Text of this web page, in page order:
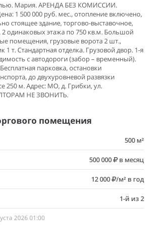
Мария. АРЕНДА БЕЗ КОМИССИИ.
1 500 000 руб. мес., отопление включено,
стоящее здание, торгово-выставочное,
одинаковых этажа по 750 кв.м. Большой
помещения, грузовые ворота 2 шт.,
1 т. Стандартная отделка. Грузовой двор. 1-я
с автодороги (забор – временный).
парковка, остановки
до двухуровневой развязки
250 м. Адрес: МО, д. Грибки, ул.
НЕ ЗВОНИТЬ.
помещения
500 м²
500 000 в месяц
12 000 /м² в год
1-й из 2
2026 01:00